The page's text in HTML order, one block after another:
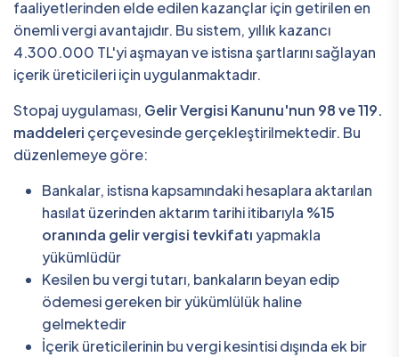
faaliyetlerinden elde edilen kazançlar için getirilen en
önemli vergi avantajıdır. Bu sistem, yıllık kazancı
4.300.000 TL'yi aşmayan ve istisna şartlarını sağlayan
içerik üreticileri için uygulanmaktadır.
Stopaj uygulaması, Gelir Vergisi Kanunu'nun 98 ve 119.
maddeleri çerçevesinde gerçekleştirilmektedir. Bu
düzenlemeye göre:
Bankalar, istisna kapsamındaki hesaplara aktarılan
hasılat üzerinden aktarım tarihi itibarıyla %15
oranında gelir vergisi tevkifatıyapmakla
yükümlüdür
Kesilen bu vergi tutarı, bankaların beyan edip
ödemesi gereken bir yükümlülük haline
gelmektedir
İçerik üreticilerinin bu vergi kesintisi dışında ek bir